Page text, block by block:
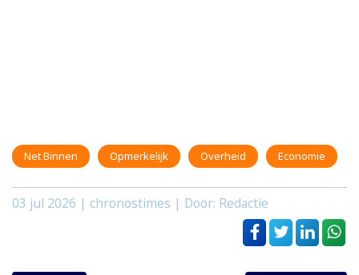
Net Binnen Opmerkelijk Overheid Economie
03 jul 2026 | chronostimes | Door: Redactie